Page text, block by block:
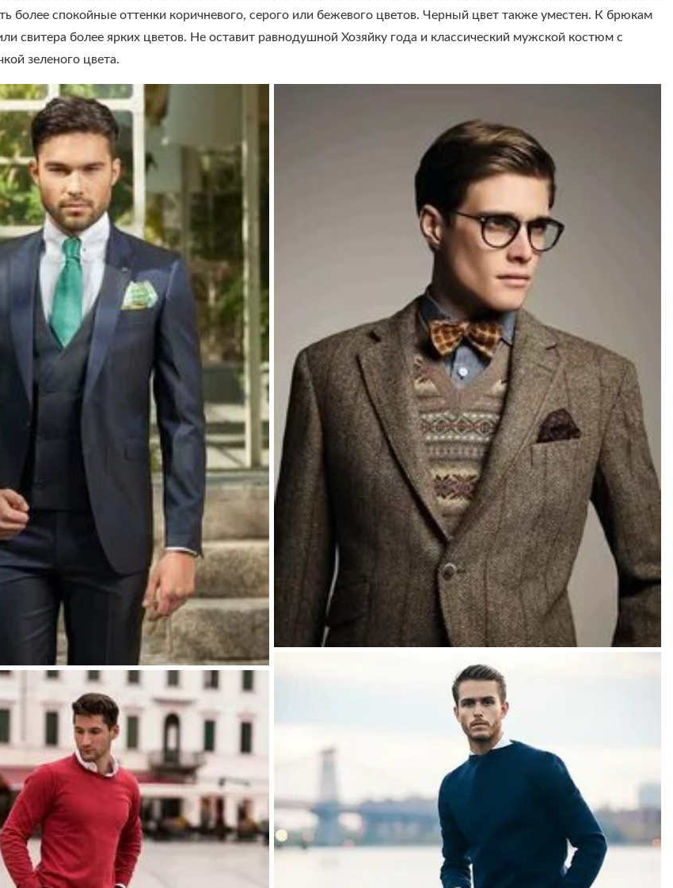
более спокойные оттенки коричневого, серого или бежевого цветов. Черный цвет также уместен. К брюкам
свитера более ярких цветов. Не оставит равнодушной Хозяйку года и классический мужской костюм с
зеленого цвета.